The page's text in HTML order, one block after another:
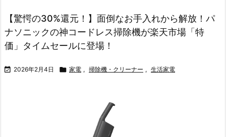
【驚愕の30%還元！】面倒なお手入れから解放！パ
ナソニックの神コードレス掃除機が楽天市場「特
価」タイムセールに登場！
 2026年2月4日  家電 , 掃除機・クリーナー , 生活家電